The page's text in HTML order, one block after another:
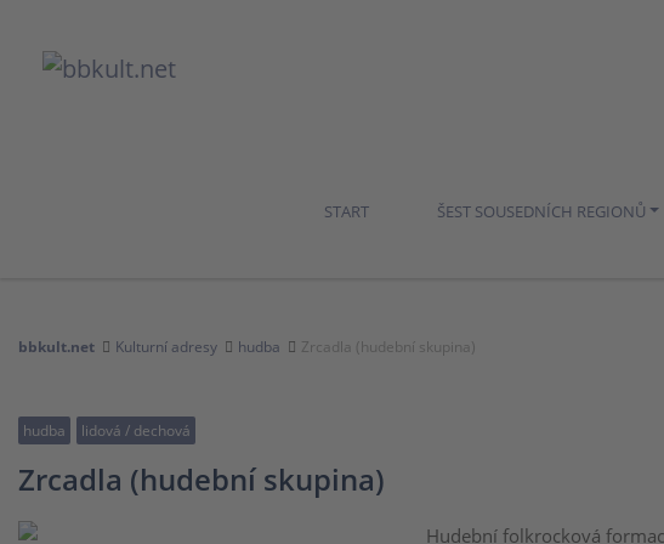
START ŠEST SOUSEDNÍCH REGIONŮ
bbkult.net Kulturní adresy hudba Zrcadla (hudební skupina)
hudba lidová / dechová
Zrcadla (hudební skupina)
Hudební folkrocková